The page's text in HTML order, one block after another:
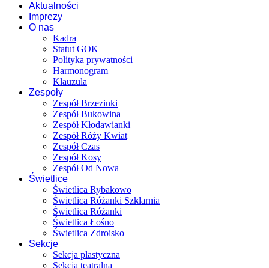
Aktualności
Imprezy
O nas
Kadra
Statut GOK
Polityka prywatności
Harmonogram
Klauzula
Zespoły
Zespół Brzezinki
Zespół Bukowina
Zespół Kłodawianki
Zespół Róży Kwiat
Zespół Czas
Zespół Kosy
Zespół Od Nowa
Świetlice
Świetlica Rybakowo
Świetlica Różanki Szklarnia
Świetlica Różanki
Świetlica Łośno
Świetlica Zdroisko
Sekcje
Sekcja plastyczna
Sekcja teatralna